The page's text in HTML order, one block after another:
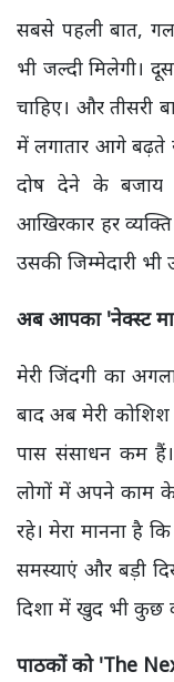
सबसे पहली बात,
भी जल्दी मिलेगी।
चाहिए। और तीसरी
में लगातार आगे बढ़ते
दोष देने के बजाय
आखिरकार हर
उसकी जिम्मेदारी भी
अब आपका 'नेक्स्ट
मेरी जिंदगी का
बाद अब मेरी कोशिश
पास संसाधन कम
लोगों में अपने काम के
रहे। मेरा मानना है
समस्याएं और बड़ी
दिशा में खुद भी कुछ
पाठकों को 'The